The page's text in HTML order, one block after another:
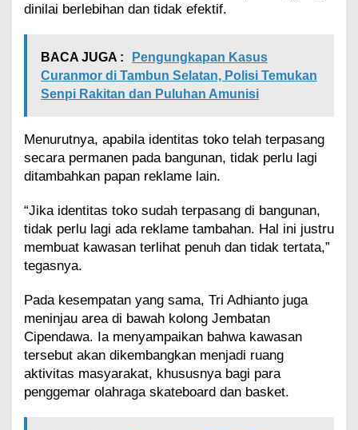
dinilai berlebihan dan tidak efektif.
BACA JUGA :
Pengungkapan Kasus
Curanmor di Tambun Selatan, Polisi Temukan
Senpi Rakitan dan Puluhan Amunisi
Menurutnya, apabila identitas toko telah terpasang
secara permanen pada bangunan, tidak perlu lagi
ditambahkan papan reklame lain.
“Jika identitas toko sudah terpasang di bangunan,
tidak perlu lagi ada reklame tambahan. Hal ini justru
membuat kawasan terlihat penuh dan tidak tertata,”
tegasnya.
Pada kesempatan yang sama, Tri Adhianto juga
meninjau area di bawah kolong Jembatan
Cipendawa. Ia menyampaikan bahwa kawasan
tersebut akan dikembangkan menjadi ruang
aktivitas masyarakat, khususnya bagi para
penggemar olahraga skateboard dan basket.